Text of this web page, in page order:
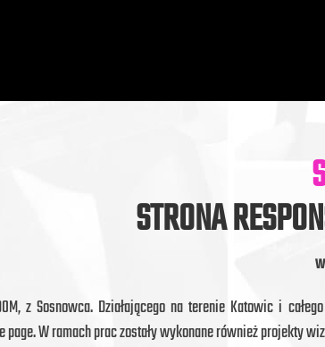
STRONA
z Sosnowca. Działającego na terenie Katowic i
page. W ramach prac zostały wykonane również projekty